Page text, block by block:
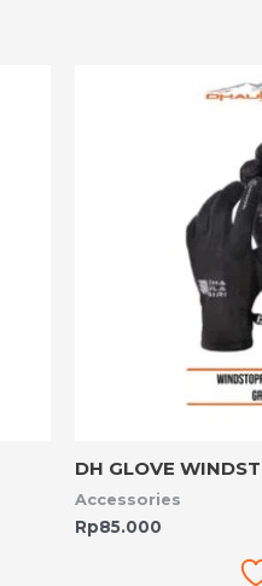
DH GLOVE
Accessories
Rp85.000